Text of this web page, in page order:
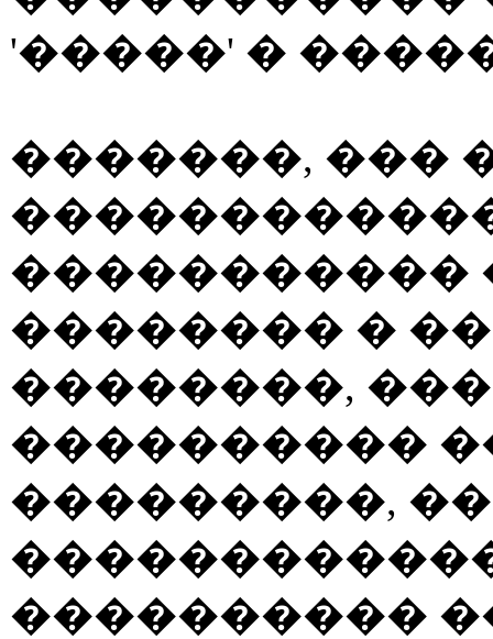
'�����' �
�������, ���
�����������
�������� �
��������,
����������
���������,
����������